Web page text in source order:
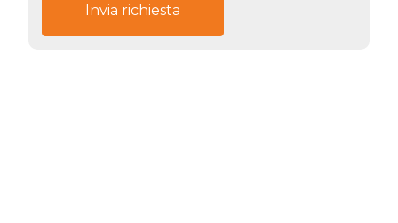
Invia richiesta